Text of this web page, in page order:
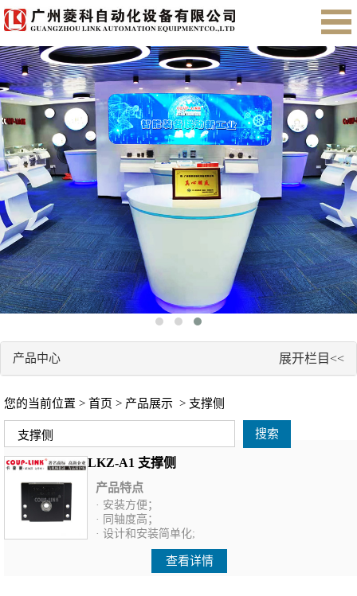
首页 关于我们 产品展示 售后服务
会员注册
产品中心 展开栏目<<
您的当前位置 > 首页 > 产品展示 > 支撑侧
搜索
LKZ-A1 支撑侧
产品特点
· 安装方便；
· 同轴度高；
· 设计和安装简单化;
查看详情